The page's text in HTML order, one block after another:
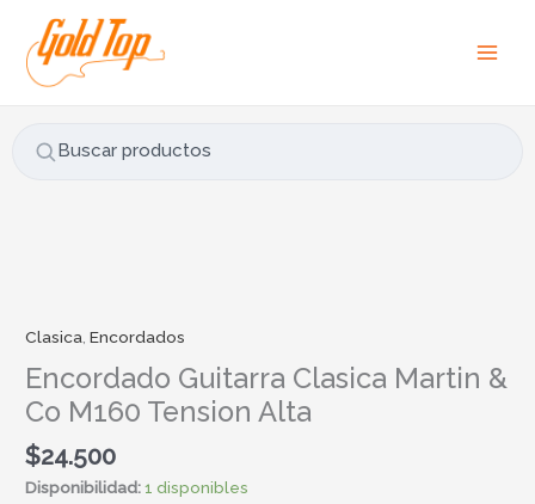
contenido
Buscar productos
u
s
Clasica,Encordados
Encordado Guitarra Clasica Martin &
Co M160 Tension Alta
$24.500
Disponibilidad:1 disponibles
Clasica
&
Co
M160
Tension
Alta